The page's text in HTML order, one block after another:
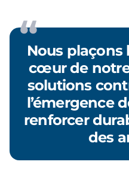
Nous
cœur de
solutions
l’émergence
renforcer
des